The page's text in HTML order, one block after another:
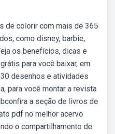
de colorir com mais de 365
como disney, barbie,
os benefícios, dicas e
para você baixar, em
desenhos e atividades
para você montar a revista
a seção de livros de
pdf no melhor acervo
o compartilhamento de.